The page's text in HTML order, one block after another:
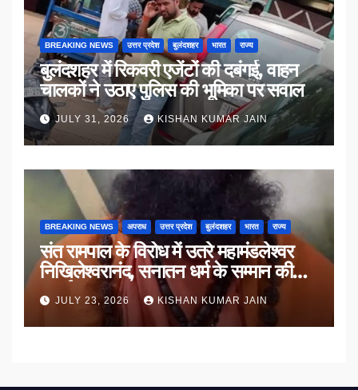
BREAKING NEWS उत्तर प्रदेश बुलंदशहर भारत राज्य
बुलंदशहर में रिकवरी एजेंटों की दबंगई, वाहन
चालकों ने उठाए पुलिस की भूमिका पर सवाल
JULY 31, 2026 KISHAN KUMAR JAIN
BREAKING NEWS अपराध उत्तर प्रदेश बुलंदशहर भारत राज्य
संत रामपाल के विरोध में उतरे महामंडलेश्वर
निखिलेश्वरानंद, सनातन धर्म के सम्मान की
उठाई मांग
JULY 23, 2026 KISHAN KUMAR JAIN